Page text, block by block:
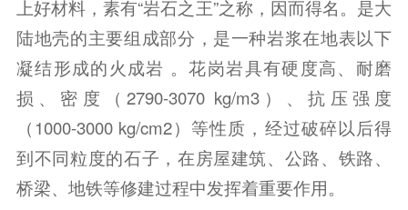
上好材料，素有“岩石之王”之称，因而得名。是大
陆地壳的主要组成部分，是一种岩浆在地表以下
凝结形成的火成岩 。花岗岩具有硬度高、耐磨
损、密度（2790-3070 kg/m3）、抗压强度
（1000-3000 kg/cm2）等性质，经过破碎以后得
到不同粒度的石子，在房屋建筑、公路、铁路、
桥梁、地铁等修建过程中发挥着重要作用。